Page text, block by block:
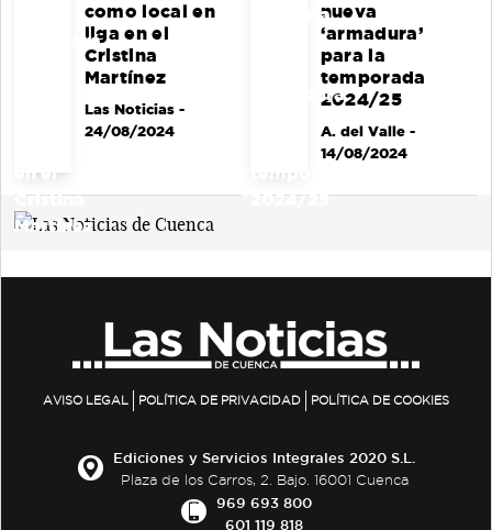
como local en
liga en el
Cristina
Martínez
Las Noticias-
24/08/2024
nueva
‘armadura’
para la
temporada
2024/25
A. del Valle-
14/08/2024
AVISO LEGAL POLÍTICA DE PRIVACIDAD POLÍTICA DE COOKIES
Ediciones y Servicios Integrales 2020 S.L.
Plaza de los Carros, 2. Bajo. 16001 Cuenca
969 693 800
601 119 818